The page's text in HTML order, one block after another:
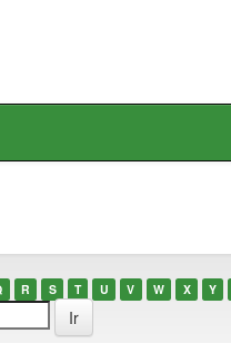
R S T U V W X Y